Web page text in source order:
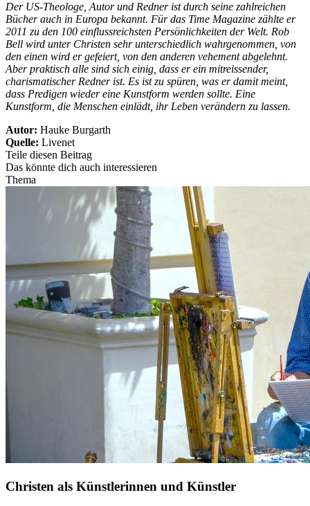
Der US-Theologe, Autor und Redner ist durch seine zahlreichen
Bücher auch in Europa bekannt. Für das Time Magazine zählte er
2011 zu den 100 einflussreichsten Persönlichkeiten der Welt. Rob
Bell wird unter Christen sehr unterschiedlich wahrgenommen, von
den einen wird er gefeiert, von den anderen vehement abgelehnt.
Aber praktisch alle sind sich einig, dass er ein mitreissender,
charismatischer Redner ist. Es ist zu spüren, was er damit meint,
dass Predigen wieder eine Kunstform werden sollte. Eine
Kunstform, die Menschen einlädt, ihr Leben verändern zu lassen.
Autor: Hauke Burgarth
Quelle: Livenet
Teile diesen Beitrag
Das könnte dich auch interessieren
Thema
Christen als Künstlerinnen und Künstler